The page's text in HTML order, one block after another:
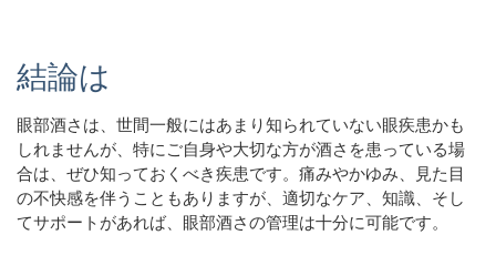
結論は
眼部酒さは、世間一般にはあまり知られていない眼疾患かも
しれませんが、特にご自身や大切な方が酒さを患っている場
合は、ぜひ知っておくべき疾患です。痛みやかゆみ、見た目
の不快感を伴うこともありますが、適切なケア、知識、そし
てサポートがあれば、眼部酒さの管理は十分に可能です。